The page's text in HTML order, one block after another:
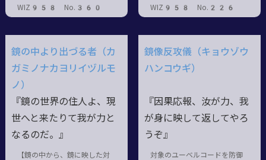
WIZ958 No.360
WIZ958 No.226
鏡の中より出づる者（カ
ガミノナカヨリイヅルモ
ノ）
『鏡の世界の住人よ、現
世へと来たりて我が力と
なるのだ。』
【鏡の中から、鏡に映した対
鏡像反攻儀（キョウゾウ
ハンコウギ）
『因果応報、汝が力、我
が身に映して返してやろ
うぞ』
対象のユーベルコードを防御